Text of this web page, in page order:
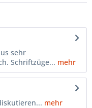
sehr
Schriftzüge... mehr
mehr